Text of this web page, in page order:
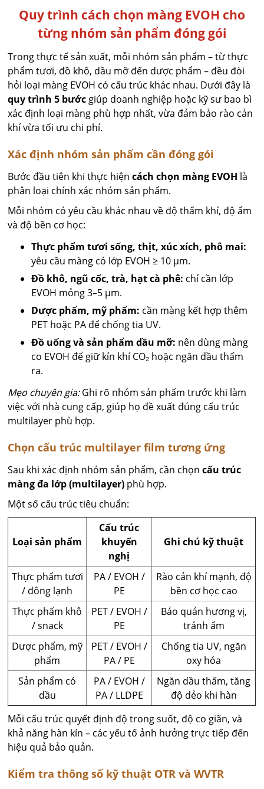
Quy trình cách chọn màng EVOH cho
từng nhóm sản phẩm đóng gói
Trong thực tế sản xuất, mỗi nhóm sản phẩm – từ thực
phẩm tươi, đồ khô, dầu mỡ đến dược phẩm – đều đòi
hỏi loại màng EVOH có cấu trúc khác nhau. Dưới đây là
quy trình 5 bước giúp doanh nghiệp hoặc kỹ sư bao bì
xác định loại màng phù hợp nhất, vừa đảm bảo rào cản
khí vừa tối ưu chi phí.
Xác định nhóm sản phẩm cần đóng gói
Bước đầu tiên khi thực hiệncách chọn màng EVOH là
phân loại chính xác nhóm sản phẩm.
Mỗi nhóm có yêu cầu khác nhau về độ thấm khí, độ ẩm
và độ bền cơ học:
Thực phẩm tươi sống, thịt, xúc xích, phô mai:
yêu cầu màng có lớp EVOH ≥ 10 µm.
Đồ khô, ngũ cốc, trà, hạt cà phê: chỉ cần lớp
EVOH mỏng 3–5 µm.
Dược phẩm, mỹ phẩm: cần màng kết hợp thêm
PET hoặc PA để chống tia UV.
Đồ uống và sản phẩm dầu mỡ: nên dùng màng
co EVOH để giữ kín khí CO₂ hoặc ngăn dầu thấm
ra.
Mẹo chuyên gia:Ghi rõ nhóm sản phẩm trước khi làm
việc với nhà cung cấp, giúp họ đề xuất đúng cấu trúc
multilayer phù hợp.
Chọn cấu trúc multilayer film tương ứng
Sau khi xác định nhóm sản phẩm, cần chọncấu trúc
màng đa lớp (multilayer) phù hợp.
Một số cấu trúc tiêu chuẩn:
Loại sản phẩm
Cấu trúc
khuyến
nghị
Ghi chú kỹ thuật
Thực phẩm tươi
/ đông lạnh
PA / EVOH /
PE
Rào cản khí mạnh, độ
bền cơ học cao
Thực phẩm khô
/ snack
PET / EVOH /
PE
Bảo quản hương vị,
tránh ẩm
Dược phẩm, mỹ
phẩm
PET / EVOH /
PA / PE
Chống tia UV, ngăn
oxy hóa
Sản phẩm có
dầu
PA / EVOH /
PA / LLDPE
Ngăn dầu thấm, tăng
độ dẻo khi hàn
Mỗi cấu trúc quyết định độ trong suốt, độ co giãn, và
khả năng hàn kín – các yếu tố ảnh hưởng trực tiếp đến
hiệu quả bảo quản.
Kiểm tra thông số kỹ thuật OTR và WVTR